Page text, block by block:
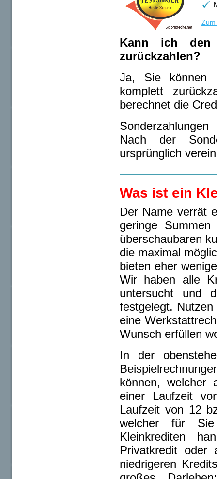
Zum
Kann ich den
zurückzahlen?
Ja, Sie können
komplett
berechnet die
Nach der
ursprünglich
Was ist ein
Der Name verrät
geringe
überschaubaren
die maximal
bieten eher
Wir haben alle
untersucht und
festgelegt.
eine
Wunsch erfüllen
In der
können, welcher
einer Laufzeit
Laufzeit von 12
welcher für
Kleinkrediten
Privatkredit
niedrigeren